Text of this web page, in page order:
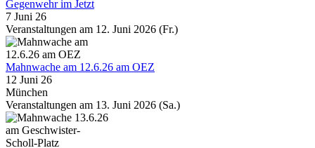
Gegenwehr im Jetzt
7 Juni 26
Veranstaltungen am 12. Juni 2026 (Fr.)
Mahnwache am 12.6.26 am OEZ
12 Juni 26
München
Veranstaltungen am 13. Juni 2026 (Sa.)